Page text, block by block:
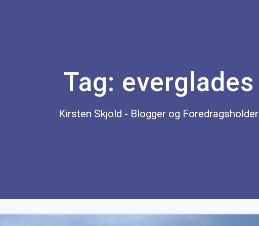
Tag: everglades
Kirsten Skjold - Blogger og Foredragsholder